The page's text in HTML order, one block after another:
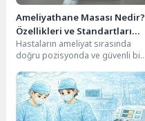
Ameliyathane Masası Nedir?
Özellikleri ve Standartları
Nelerdir?
Hastaların ameliyat sırasında
doğru pozisyonda ve güvenli bir
operasyonun başarılı
geçmesinde kritik...